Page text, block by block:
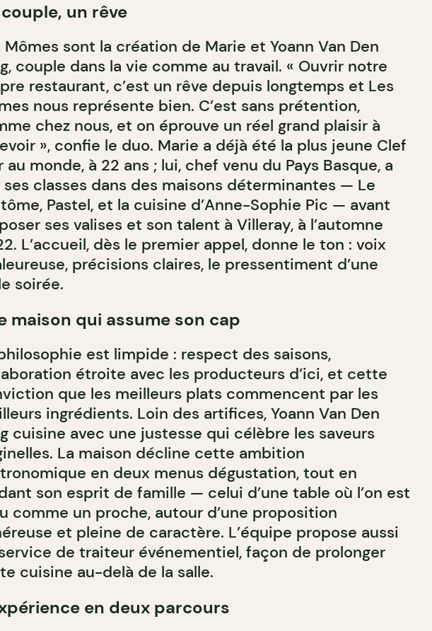
un rêve
Mômes sont la création de Marie et Yoann Van Den
couple dans la vie comme au travail. « Ouvrir notre
restaurant, c’est un rêve depuis longtemps et Les
nous représente bien. C’est sans prétention,
chez nous, et on éprouve un réel grand plaisir à
», confie le duo. Marie a déjà été la plus jeune Clef
au monde, à 22 ans ; lui, chef venu du Pays Basque, a
classes dans des maisons déterminantes — Le
Pastel, et la cuisine d’Anne-Sophie Pic — avant
ses valises et son talent à Villeray, à l’automne
L’accueil, dès le premier appel, donne le ton : voix
précisions claires, le pressentiment d’une
soirée.
maison qui assume son cap
est limpide : respect des saisons,
étroite avec les producteurs d’ici, et cette
que les meilleurs plats commencent par les
ingrédients. Loin des artifices, Yoann Van Den
cuisine avec une justesse qui célèbre les saveurs
La maison décline cette ambition
en deux menus dégustation, tout en
son esprit de famille — celui d’une table où l’on est
comme un proche, autour d’une proposition
et pleine de caractère. L’équipe propose aussi
de traiteur événementiel, façon de prolonger
cuisine au-delà de la salle.
en deux parcours